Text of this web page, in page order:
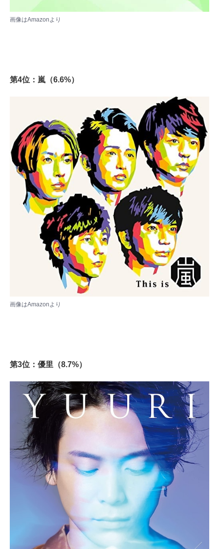
画像はAmazon より
第4位：嵐（6.6%）
画像はAmazonより
第3位：優里（8.7%）